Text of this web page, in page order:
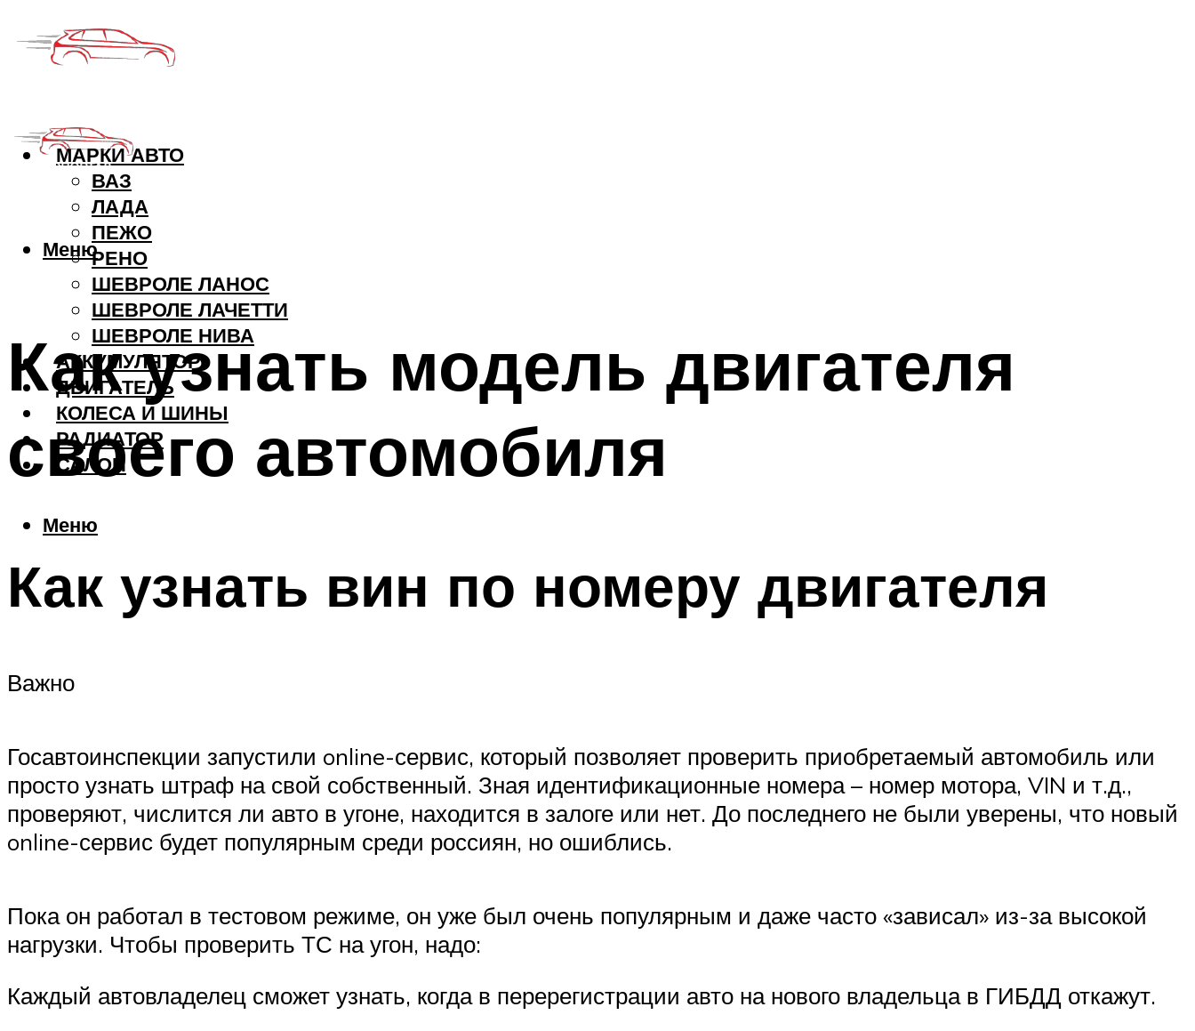
МАРКИ АВТО
ВАЗ
ЛАДА
ПЕЖО
РЕНО
ШЕВРОЛЕ ЛАНОС
ШЕВРОЛЕ ЛАЧЕТТИ
ШЕВРОЛЕ НИВА
АККУМУЛЯТОР
ДВИГАТЕЛЬ
КОЛЕСА И ШИНЫ
РАДИАТОР
САЛОН
Меню
Меню
Как узнать модель двигателя
своего автомобиля
Как узнать вин по номеру двигателя
Важно
Госавтоинспекции запустили online-сервис, который позволяет проверить приобретаемый автомобиль или
просто узнать штраф на свой собственный. Зная идентификационные номера – номер мотора, VIN и т.д.,
проверяют, числится ли авто в угоне, находится в залоге или нет. До последнего не были уверены, что новый
online-сервис будет популярным среди россиян, но ошиблись.
Пока он работал в тестовом режиме, он уже был очень популярным и даже часто «зависал» из-за высокой
нагрузки. Чтобы проверить ТС на угон, надо:
Каждый автовладелец сможет узнать, когда в перерегистрации авто на нового владельца в ГИБДД откажут.